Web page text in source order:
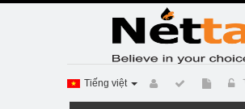
Tiếng việt